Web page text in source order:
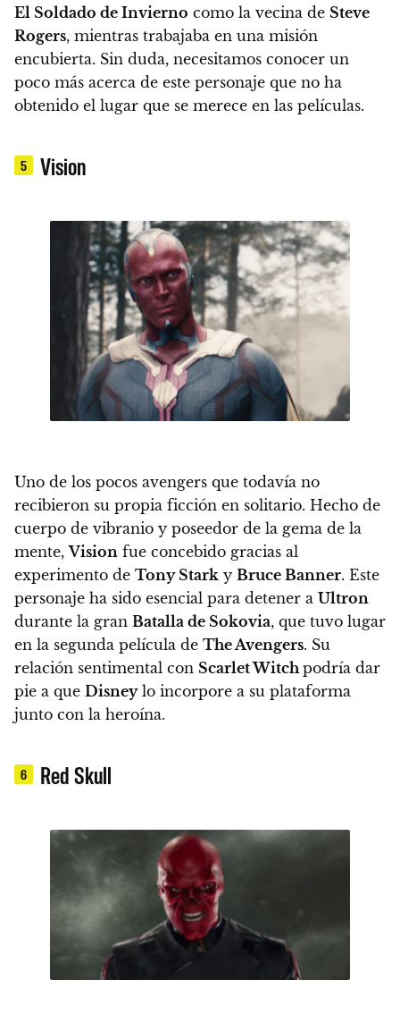
El Soldado de Invierno como la vecina de Steve
Rogers, mientras trabajaba en una misión
encubierta. Sin duda, necesitamos conocer un
poco más acerca de este personaje que no ha
obtenido el lugar que se merece en las películas.
5 Vision
Uno de los pocos avengers que todavía no
recibieron su propia ficción en solitario. Hecho de
cuerpo de vibranio y poseedor de la gema de la
mente,Vision fue concebido gracias al
experimento de Tony Stark y Bruce Banner. Este
personaje ha sido esencial para detener a Ultron
durante la gran Batalla de Sokovia, que tuvo lugar
en la segunda película de The Avengers. Su
relación sentimental con Scarlet Witch podría dar
pie a que Disneylo incorpore a su plataforma
junto con la heroína.
6 Red Skull